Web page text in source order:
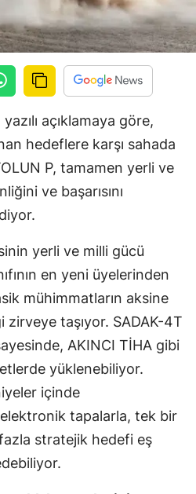
açıklamaya göre,
hedeflere karşı sahada
P, tamamen yerli ve
ve başarısını
yerli ve milli gücü
en yeni üyelerinden
mühimmatların aksine
taşıyor. SADAK-4T
AKINCI TİHA gibi
yüklenebiliyor.
içinde
tapalarla, tek bir
stratejik hedefi eş